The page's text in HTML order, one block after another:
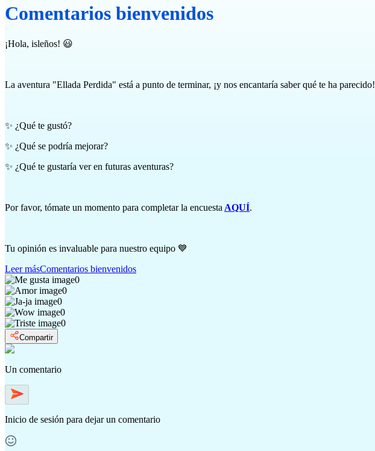
Comentarios bienvenidos
¡Hola, isleños! 😃
La aventura "Ellada Perdida" está a punto de terminar, ¡y nos encantaría saber qué te ha parecido!
✨ ¿Qué te gustó?
✨ ¿Qué se podría mejorar?
✨ ¿Qué te gustaría ver en futuras aventuras?
Por favor, tómate un momento para completar la encuesta AQUÍ.
Tu opinión es invaluable para nuestro equipo 💙
Leer másComentarios bienvenidos
0
0
0
0
0
Compartir
Un comentario
Inicio de sesión para dejar un comentario